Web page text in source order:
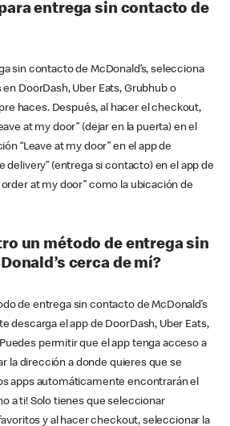
entrega sin contacto de
sin contacto de McDonald’s, selecciona
DoorDash, Uber Eats, Grubhub o
haces. Después, al hacer el checkout,
at my door” (dejar en la puerta) en el
“Leave at my door” en el app de
delivery” (entrega si contacto) en el app de
at my door” como la ubicación de
un método de entrega sin
cerca de mí?
de entrega sin contacto de McDonald’s
descarga el app de DoorDash, Uber Eats,
permitir que el app tenga acceso a
la dirección a donde quieres que se
apps automáticamente encontrarán el
a ti! Solo tienes que seleccionar
y al hacer checkout, seleccionar la